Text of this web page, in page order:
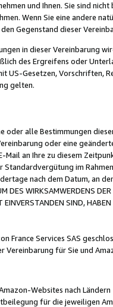
und Ihnen. Sie sind
Wenn Sie eine andere
Gegenstand dieser
in dieser Vereinbarung
des Ergreifens oder
US-Gesetzen, Vorschriften,
gelten.
oder alle Bestimmungen
oder eine
Mail an Ihre zu diesem
Standardvergütung im
nach dem Datum, an
DES WIRKSAMWERDENS
SIND,
France Services SAS
für Sie und
Websites nach Ländern
für die jeweiligen